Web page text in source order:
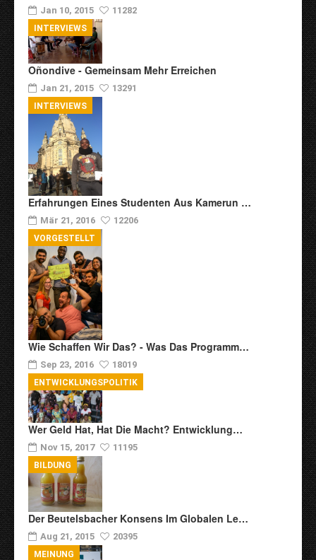
Jan 10, 2015 11282
Oñondive - Gemeinsam Mehr Erreichen
Jan 21, 2015 13291
INTERVIEWS
Erfahrungen Eines Studenten Aus Kamerun …
Mär 21, 2016 12206
INTERVIEWS
Wie Schaffen Wir Das? - Was Das Programm…
Sep 23, 2016 18019
VORGESTELLT
Wer Geld Hat, Hat Die Macht? Entwicklung…
Nov 15, 2017 11195
ENTWICKLUNGSPOLITIK
Der Beutelsbacher Konsens Im Globalen Le…
Aug 21, 2015 20395
BILDUNG
MEINUNG